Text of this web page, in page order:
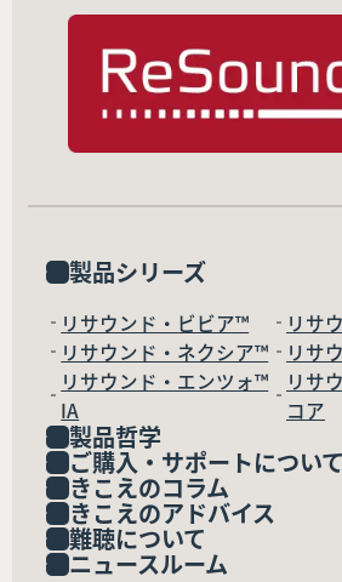
製品シリーズ
リサウンド・ビビア™
リサ
リサウンド・ネクシア™
リサ
リサウンド・エンツォ™
IA
リサ
コア
製品哲学
ご購入・サポートについて
きこえのコラム
きこえのアドバイス
難聴について
ニュースルーム